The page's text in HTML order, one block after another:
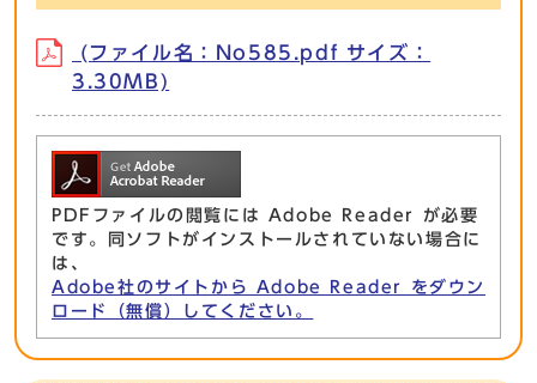
(ファイル名：No585.pdf サイズ：
3.30MB)
PDFファイルの閲覧には Adobe Reader が必要
です。同ソフトがインストールされていない場合に
は、
Adobe社のサイトから Adobe Reader をダウン
ロード（無償）してください。